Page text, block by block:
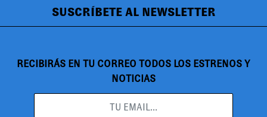
SUSCRÍBETE AL NEWSLETTER
RECIBIRÁS EN TU CORREO TODOS LOS ESTRENOS Y
NOTICIAS